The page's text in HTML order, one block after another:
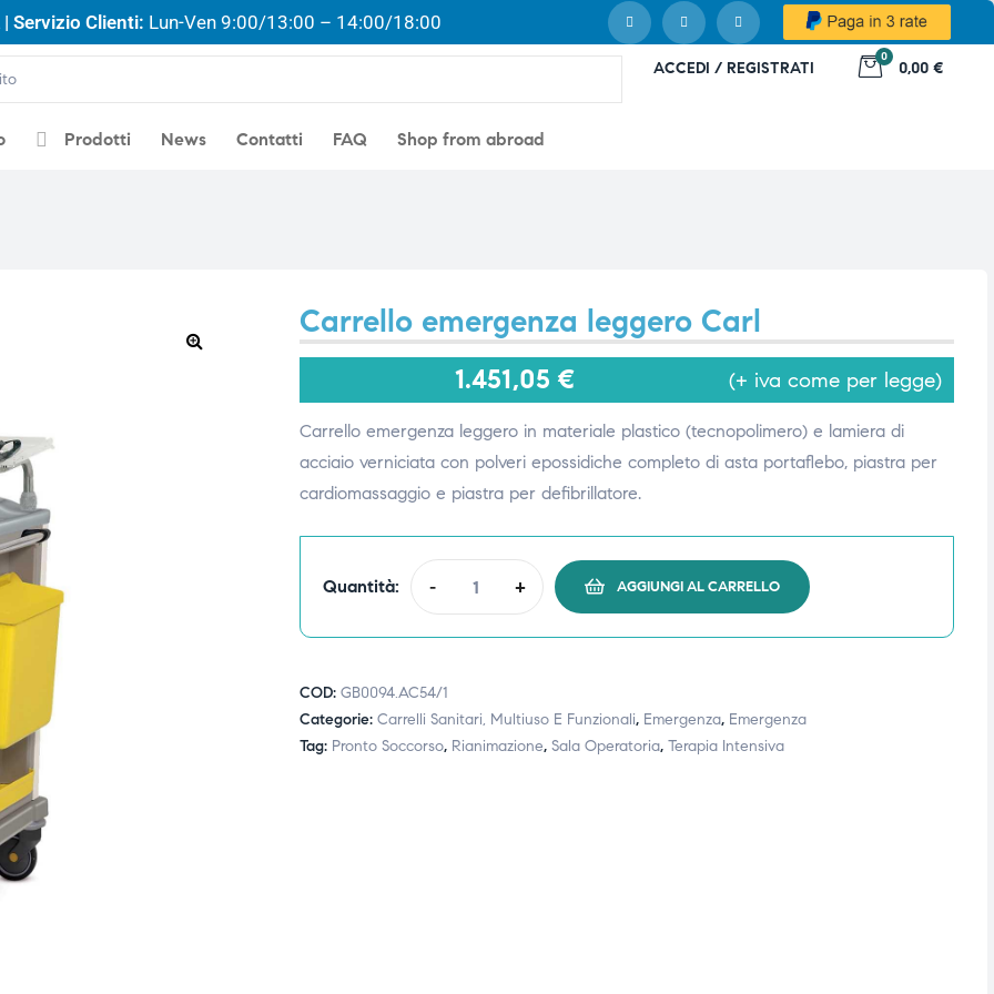
Servizio Clienti: Lun-Ven 9:00/13:00 – 14:00/18:00
ACCEDI / REGISTRATI
0
0,00 €
Prodotti News Contatti FAQ Shop from abroad
Carrello emergenza leggero Carl
1.451,05 € (+ iva come per legge)
Carrello emergenza leggero in materiale plastico (tecnopolimero) e lamiera di
acciaio verniciata con polveri epossidiche completo di asta portaflebo, piastra per
cardiomassaggio e piastra per defibrillatore.
Quantità: - + AGGIUNGI AL CARRELLO
COD: GB0094.AC54/1
Categorie: Carrelli Sanitari, Multiuso E Funzionali, Emergenza, Emergenza
Tag: Pronto Soccorso, Rianimazione, Sala Operatoria, Terapia Intensiva